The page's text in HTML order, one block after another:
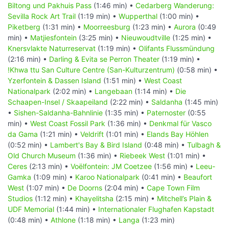
Biltong und Pakhuis Pass (1:46 min) • Cedarberg Wanderung:
Sevilla Rock Art Trail (1:19 min) • Wupperthal (1:00 min) •
Piketberg (1:31 min) • Moorreesburg (1:23 min) • Aurora (0:49
min) • Matjiesfontein (3:25 min) • Nieuwoudtville (1:25 min) •
Knersvlakte Naturreservat (1:19 min) • Olifants Flussmündung
(2:16 min) • Darling & Evita se Perron Theater (1:19 min) •
!Khwa ttu San Culture Centre (San-Kulturzentrum) (0:58 min) •
Yzerfontein & Dassen Island (1:51 min) • West Coast
Nationalpark (2:02 min) • Langebaan (1:14 min) • Die
Schaapen-Insel / Skaapeiland (2:22 min) • Saldanha (1:45 min)
• Sishen-Saldanha-Bahnlinie (1:35 min) • Paternoster (0:55
min) • West Coast Fossil Park (1:36 min) • Denkmal für Vasco
da Gama (1:21 min) • Veldrift (1:01 min) • Elands Bay Höhlen
(0:52 min) • Lambert's Bay & Bird Island (0:48 min) • Tulbagh &
Old Church Museum (1:36 min) • Riebeek West (1:01 min) •
Ceres (2:13 min) • Voëlfontein: JM Coetzee (1:56 min) • Leeu-
Gamka (1:09 min) • Karoo Nationalpark (0:41 min) • Beaufort
West (1:07 min) • De Doorns (2:04 min) • Cape Town Film
Studios (1:12 min) • Khayelitsha (2:15 min) • Mitchell’s Plain &
UDF Memorial (1:44 min) • Internationaler Flughafen Kapstadt
(0:48 min) • Athlone (1:18 min) • Langa (1:23 min)